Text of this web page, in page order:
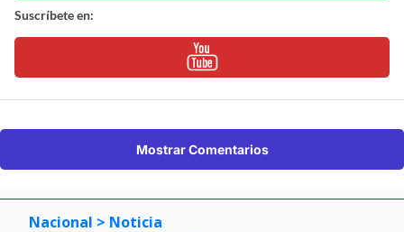
Suscríbete en:
Mostrar Comentarios
Nacional > Noticia